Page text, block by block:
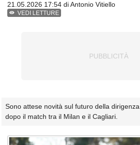
21.05.2026 17:54 diAntonio Vitiello
VEDI LETTURE
Sono attese novità sul futuro della
dopo il match tra il Milan e il Cagliari.